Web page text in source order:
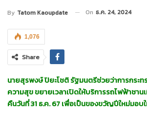
By Tatom Kaoupdate On ธ.ค. 24, 2024
1,076
Share
นายสุรพงษ์ ปิยะโชติ รัฐมนตรีช่วยว่าการกระ
ความสุข ขยายเวลาเปิดให้บริการรถไฟฟ้าชา
คืนวันที่ 31 ธ.ค. 67 เพื่อเป็นของขวัญปีใหม่มอบ